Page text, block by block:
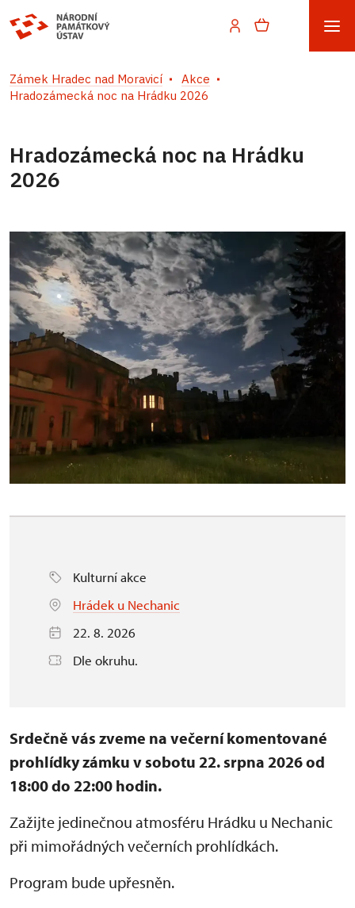
Zámek Hradec nad Moravicí
Akce
Hradozámecká noc na Hrádku 2026
Hradozámecká noc na Hrádku
2026
Kulturní akce
Hrádek u Nechanic
22. 8. 2026
Dle okruhu.
Srdečně vás zveme na večerní komentované
prohlídky zámku v sobotu 22. srpna 2026 od
18:00 do 22:00 hodin.
Zažijte jedinečnou atmosféru Hrádku u Nechanic
při mimořádných večerních prohlídkách.
Program bude upřesněn.